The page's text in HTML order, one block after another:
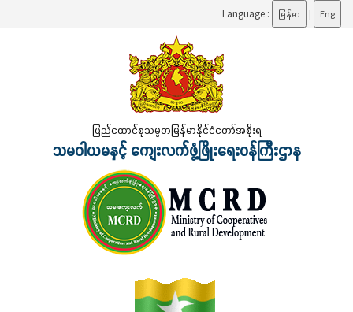
Language : မြန်မာ | Eng
ပြည်ထောင်စုသမ္မတမြန်မာနိုင်ငံတော်အစိုးရ
သမဝါယမနှင့် ကျေးလက်ဖွံ့ဖြိုးရေးဝန်ကြီးဌာန